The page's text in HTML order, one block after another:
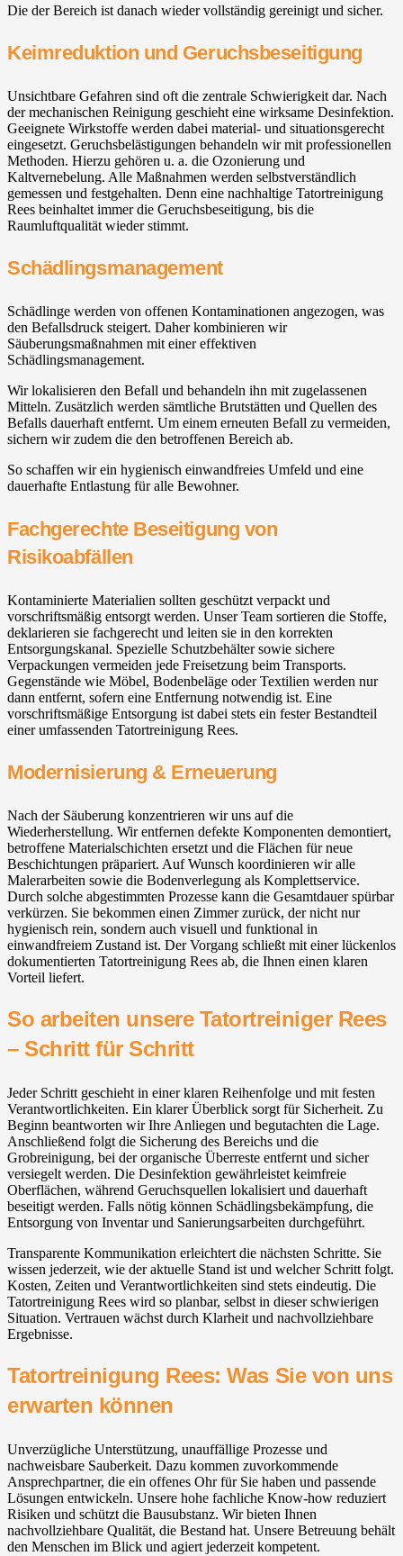
Die der Bereich ist danach wieder vollständig gereinigt und sicher.
Keimreduktion und Geruchsbeseitigung
Unsichtbare Gefahren sind oft die zentrale Schwierigkeit dar. Nach
der mechanischen Reinigung geschieht eine wirksame Desinfektion.
Geeignete Wirkstoffe werden dabei material- und situationsgerecht
eingesetzt. Geruchsbelästigungen behandeln wir mit professionellen
Methoden. Hierzu gehören u. a. die Ozonierung und
Kaltvernebelung. Alle Maßnahmen werden selbstverständlich
gemessen und festgehalten. Denn eine nachhaltige Tatortreinigung
Rees beinhaltet immer die Geruchsbeseitigung, bis die
Raumluftqualität wieder stimmt.
Schädlingsmanagement
Schädlinge werden von offenen Kontaminationen angezogen, was
den Befallsdruck steigert. Daher kombinieren wir
Säuberungsmaßnahmen mit einer effektiven
Schädlingsmanagement.
Wir lokalisieren den Befall und behandeln ihn mit zugelassenen
Mitteln. Zusätzlich werden sämtliche Brutstätten und Quellen des
Befalls dauerhaft entfernt. Um einem erneuten Befall zu vermeiden,
sichern wir zudem die den betroffenen Bereich ab.
So schaffen wir ein hygienisch einwandfreies Umfeld und eine
dauerhafte Entlastung für alle Bewohner.
Fachgerechte Beseitigung von
Risikoabfällen
Kontaminierte Materialien sollten geschützt verpackt und
vorschriftsmäßig entsorgt werden. Unser Team sortieren die Stoffe,
deklarieren sie fachgerecht und leiten sie in den korrekten
Entsorgungskanal. Spezielle Schutzbehälter sowie sichere
Verpackungen vermeiden jede Freisetzung beim Transports.
Gegenstände wie Möbel, Bodenbeläge oder Textilien werden nur
dann entfernt, sofern eine Entfernung notwendig ist. Eine
vorschriftsmäßige Entsorgung ist dabei stets ein fester Bestandteil
einer umfassenden Tatortreinigung Rees.
Modernisierung & Erneuerung
Nach der Säuberung konzentrieren wir uns auf die
Wiederherstellung. Wir entfernen defekte Komponenten demontiert,
betroffene Materialschichten ersetzt und die Flächen für neue
Beschichtungen präpariert. Auf Wunsch koordinieren wir alle
Malerarbeiten sowie die Bodenverlegung als Komplettservice.
Durch solche abgestimmten Prozesse kann die Gesamtdauer spürbar
verkürzen. Sie bekommen einen Zimmer zurück, der nicht nur
hygienisch rein, sondern auch visuell und funktional in
einwandfreiem Zustand ist. Der Vorgang schließt mit einer lückenlos
dokumentierten Tatortreinigung Rees ab, die Ihnen einen klaren
Vorteil liefert.
So arbeiten unsere Tatortreiniger Rees
– Schritt für Schritt
Jeder Schritt geschieht in einer klaren Reihenfolge und mit festen
Verantwortlichkeiten. Ein klarer Überblick sorgt für Sicherheit. Zu
Beginn beantworten wir Ihre Anliegen und begutachten die Lage.
Anschließend folgt die Sicherung des Bereichs und die
Grobreinigung, bei der organische Überreste entfernt und sicher
versiegelt werden. Die Desinfektion gewährleistet keimfreie
Oberflächen, während Geruchsquellen lokalisiert und dauerhaft
beseitigt werden. Falls nötig können Schädlingsbekämpfung, die
Entsorgung von Inventar und Sanierungsarbeiten durchgeführt.
Transparente Kommunikation erleichtert die nächsten Schritte. Sie
wissen jederzeit, wie der aktuelle Stand ist und welcher Schritt folgt.
Kosten, Zeiten und Verantwortlichkeiten sind stets eindeutig. Die
Tatortreinigung Rees wird so planbar, selbst in dieser schwierigen
Situation. Vertrauen wächst durch Klarheit und nachvollziehbare
Ergebnisse.
Tatortreinigung Rees: Was Sie von uns
erwarten können
Unverzügliche Unterstützung, unauffällige Prozesse und
nachweisbare Sauberkeit. Dazu kommen zuvorkommende
Ansprechpartner, die ein offenes Ohr für Sie haben und passende
Lösungen entwickeln. Unsere hohe fachliche Know-how reduziert
Risiken und schützt die Bausubstanz. Wir bieten Ihnen
nachvollziehbare Qualität, die Bestand hat. Unsere Betreuung behält
den Menschen im Blick und agiert jederzeit kompetent.